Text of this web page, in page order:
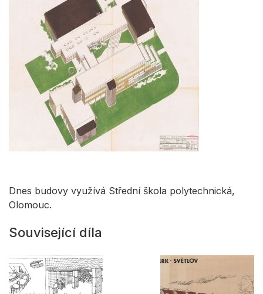
Dnes budovy využívá Střední škola polytechnická,
Olomouc.
Související díla